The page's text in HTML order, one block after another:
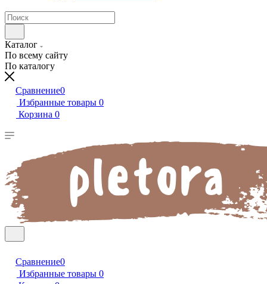
Каталог
По всему сайту
По каталогу
Сравнение0
Избранные товары 0
Корзина 0
Сравнение0
Избранные товары 0